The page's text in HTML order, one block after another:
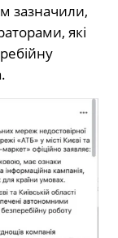
зазначили,
які